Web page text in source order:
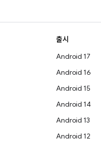
출시
Android 17
Android 16
Android 15
Android 14
Android 13
Android 12